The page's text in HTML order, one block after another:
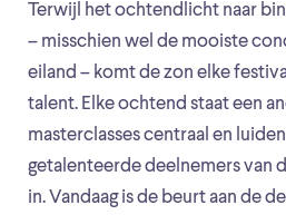
Terwijl het ochtendlicht naar
– misschien wel de mooiste
eiland – komt de zon elke
talent. Elke ochtend staat een
masterclasses centraal en
getalenteerde deelnemers van
in. Vandaag is de beurt aan de